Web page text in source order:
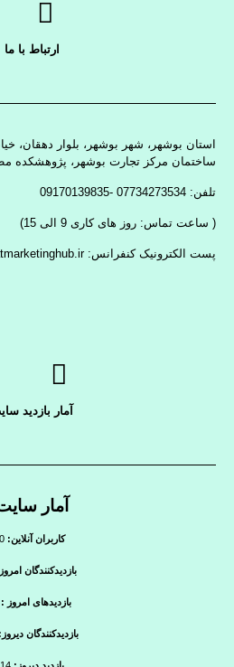
ارتباط با ما
ساختمان مرکز تجارت بوشهر، پژوهشکده
تلفن: 07734273534 -09170139835
( ساعت تماس: روز های کاری 9 الی 15)
پست الکترونیک کنفرانس: info@stratmarketinghub.ir
آمار بازدید
آمار
کاربران آنلاین:0
بازدیدکنندگان
بازدیدهای امروز :
بازدیدکنندگان دیروز: